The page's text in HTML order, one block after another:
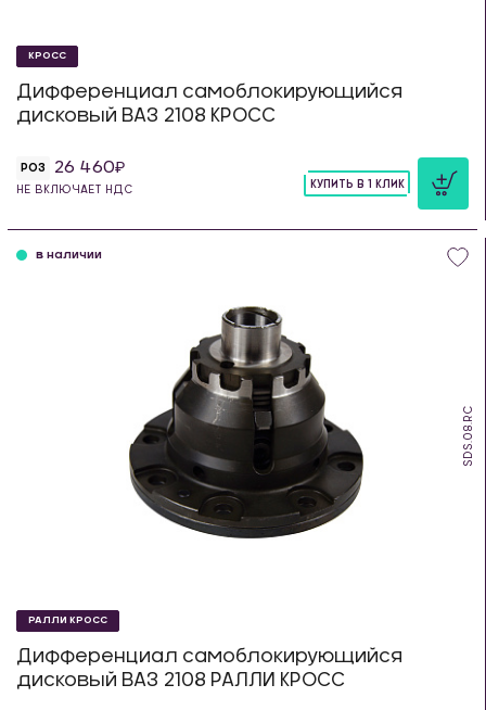
КРОСС
Дифференциал самоблокирующийся
дисковый ВАЗ 2108 КРОСС
РОЗ 26 460
НЕ ВКЛЮЧАЕТ НДС
КУПИТЬ В 1 КЛИК
SDS.08.RC
в наличии
РАЛЛИ КРОСС
Дифференциал самоблокирующийся
дисковый ВАЗ 2108 РАЛЛИ КРОСС